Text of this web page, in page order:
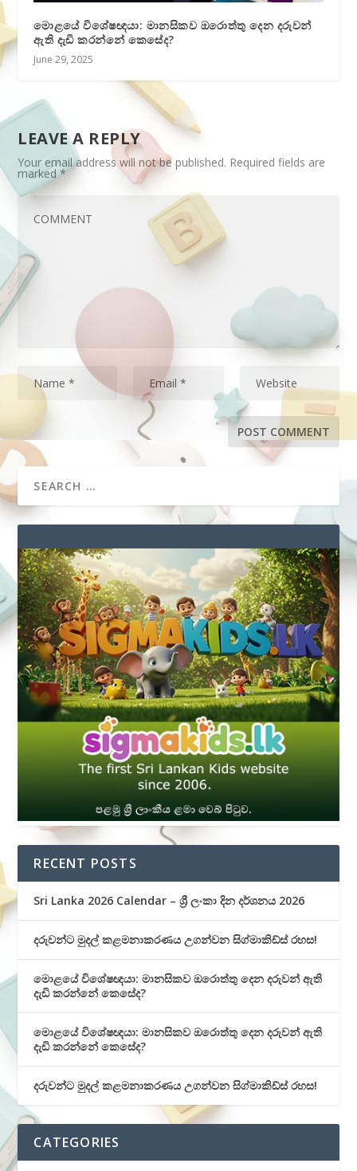
මොළයේ විශේෂඥයා: මානසිකව ඔරොත්තු දෙන දරුවන්
ඇති දැඩි කරන්නේ කෙසේද?
June 29, 2025
LEAVE A REPLY
Your email address will not be published. Required fields are
marked*
RECENT POSTS
Sri Lanka 2026 Calendar – ශ්‍රී ලංකා දින දර්ශනය 2026
දරුවන්ට මුදල් කළමනාකරණය උගන්වන සිග්මාකිඩ්ස් රහස!
මොළයේ විශේෂඥයා: මානසිකව ඔරොත්තු දෙන දරුවන් ඇති
දැඩි කරන්නේ කෙසේද?
මොළයේ විශේෂඥයා: මානසිකව ඔරොත්තු දෙන දරුවන් ඇති
දැඩි කරන්නේ කෙසේද?
දරුවන්ට මුදල් කළමනාකරණය උගන්වන සිග්මාකිඩ්ස් රහස!
CATEGORIES